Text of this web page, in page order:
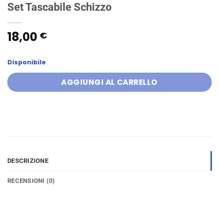
Set Tascabile Schizzo
18,00 €
Disponibile
AGGIUNGI AL CARRELLO
DESCRIZIONE
RECENSIONI (0)